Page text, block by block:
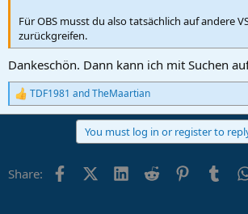
Für OBS musst du also tatsächlich auf andere
zurückgreifen.
Dankeschön. Dann kann ich mit Suchen
R
e
o
TDF1981 andTheMaartian
You must log in or register to
Share: FacebookX (Twitter)
LinkedIn
Reddit Pinterest